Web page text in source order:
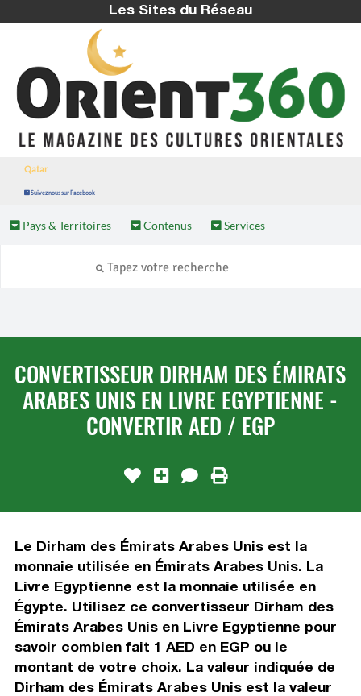
Les Sites du Réseau
Qatar
Suivez nous sur Facebook
Pays & Territoires Contenus Services
CONVERTISSEUR DIRHAM DES ÉMIRATS
ARABES UNIS EN LIVRE EGYPTIENNE -
CONVERTIR AED / EGP
Le Dirham des Émirats Arabes Unis est la
monnaie utilisée en Émirats Arabes Unis. La
Livre Egyptienne est la monnaie utilisée en
Égypte. Utilisez ce convertisseur Dirham des
Émirats Arabes Unis en Livre Egyptienne pour
savoir combien fait 1 AED en EGP ou le
montant de votre choix. La valeur indiquée de
Dirham des Émirats Arabes Unis est la valeur